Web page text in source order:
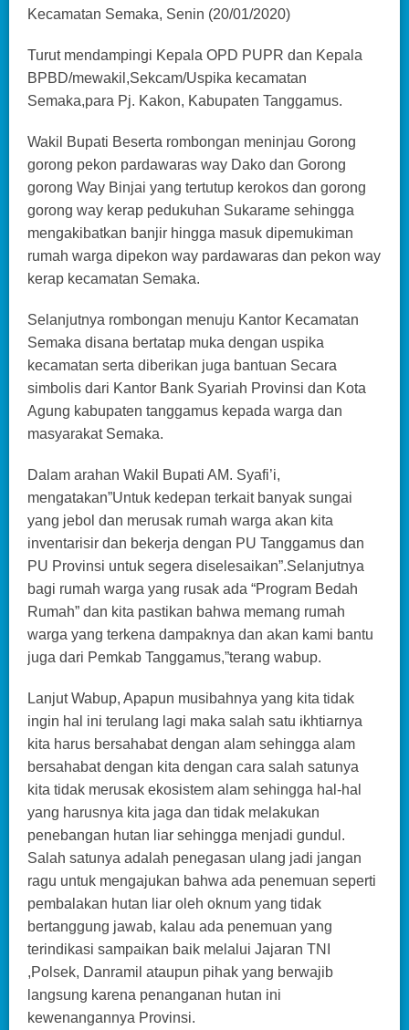
Kecamatan Semaka, Senin (20/01/2020)
Turut mendampingi Kepala OPD PUPR dan Kepala
BPBD/mewakil,Sekcam/Uspika kecamatan
Semaka,para Pj. Kakon, Kabupaten Tanggamus.
Wakil Bupati Beserta rombongan meninjau Gorong
gorong pekon pardawaras way Dako dan Gorong
gorong Way Binjai yang tertutup kerokos dan gorong
gorong way kerap pedukuhan Sukarame sehingga
mengakibatkan banjir hingga masuk dipemukiman
rumah warga dipekon way pardawaras dan pekon way
kerap kecamatan Semaka.
Selanjutnya rombongan menuju Kantor Kecamatan
Semaka disana bertatap muka dengan uspika
kecamatan serta diberikan juga bantuan Secara
simbolis dari Kantor Bank Syariah Provinsi dan Kota
Agung kabupaten tanggamus kepada warga dan
masyarakat Semaka.
Dalam arahan Wakil Bupati AM. Syafi’i,
mengatakan”Untuk kedepan terkait banyak sungai
yang jebol dan merusak rumah warga akan kita
inventarisir dan bekerja dengan PU Tanggamus dan
PU Provinsi untuk segera diselesaikan”.Selanjutnya
bagi rumah warga yang rusak ada “Program Bedah
Rumah” dan kita pastikan bahwa memang rumah
warga yang terkena dampaknya dan akan kami bantu
juga dari Pemkab Tanggamus,”terang wabup.
Lanjut Wabup, Apapun musibahnya yang kita tidak
ingin hal ini terulang lagi maka salah satu ikhtiarnya
kita harus bersahabat dengan alam sehingga alam
bersahabat dengan kita dengan cara salah satunya
kita tidak merusak ekosistem alam sehingga hal-hal
yang harusnya kita jaga dan tidak melakukan
penebangan hutan liar sehingga menjadi gundul.
Salah satunya adalah penegasan ulang jadi jangan
ragu untuk mengajukan bahwa ada penemuan seperti
pembalakan hutan liar oleh oknum yang tidak
bertanggung jawab, kalau ada penemuan yang
terindikasi sampaikan baik melalui Jajaran TNI
,Polsek, Danramil ataupun pihak yang berwajib
langsung karena penanganan hutan ini
kewenangannya Provinsi.